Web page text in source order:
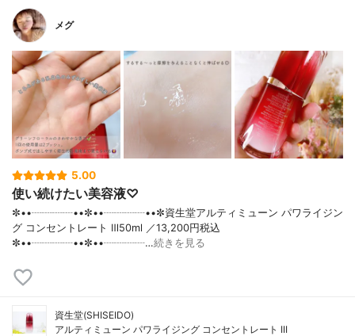
メグ
5.00
使い続けたい美容液♡
✼••┈┈┈┈••✼••┈┈┈┈••✼資生堂アルティミューン パワライジン
グ コンセントレート Ⅲ50ml ／13,200円税込
✼••┈┈┈┈••✼••┈┈┈┈…続きを見る
資生堂(SHISEIDO)
アルティミューン パワライジング コンセントレート III